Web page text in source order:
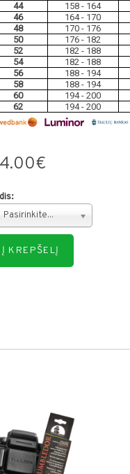
44 158 - 164
46
164 - 170
48
170 - 176
50
176 - 182
52
182 - 188
54
182 - 188
56
188 - 194
58
188 - 194
60
194 - 200
62
194 - 200
Pasirinkite...